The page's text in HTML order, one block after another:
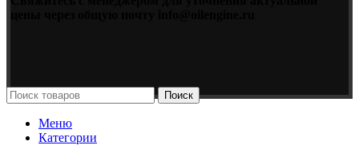
Поиск
Меню
Категории